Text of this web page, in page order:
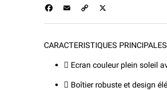
b
o
L
n
CARACTERISTIQUES
 Ecran couleur plein soleil
 Boîtier robuste et design